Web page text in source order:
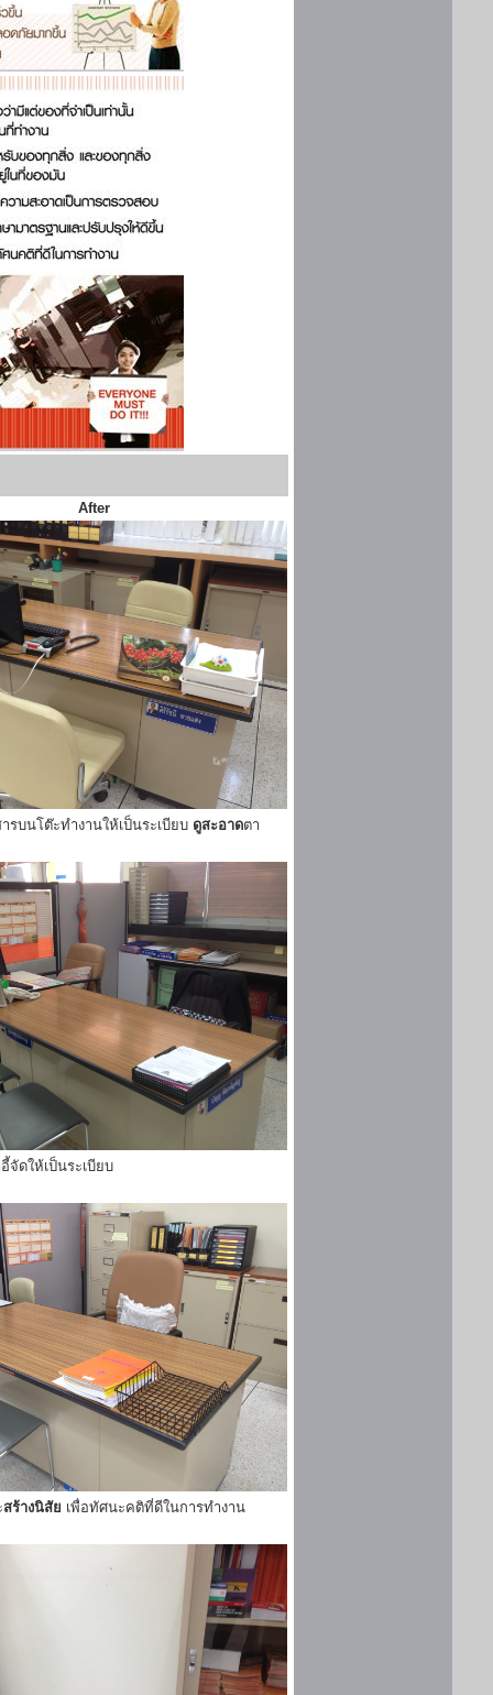
After
ารบนโต๊ะทำงานให้เป็นระเบียบ ดูสะอาดตา
จัดให้เป็นระเบียบ
สร้างนิสัย เพื่อทัศนะคติที่ดีในการทำงาน